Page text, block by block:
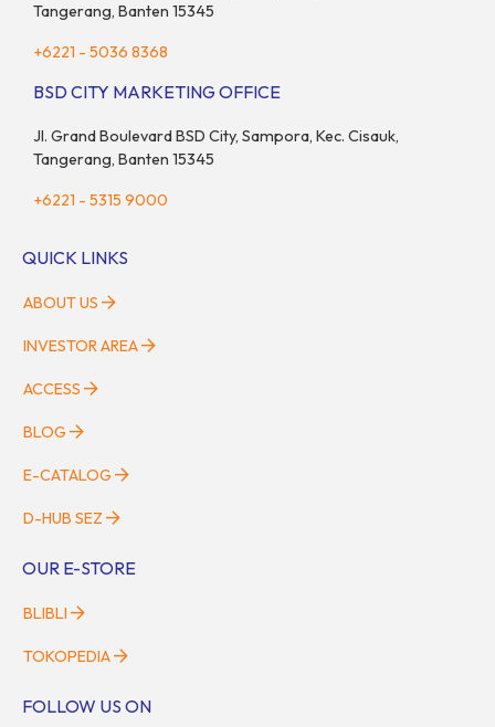
Tangerang, Banten 15345
+6221 - 5036 8368
BSD CITY MARKETING OFFICE
Jl. Grand Boulevard BSD City, Sampora, Kec. Cisauk,
Tangerang, Banten 15345
+6221 - 5315 9000
QUICK LINKS
ABOUT US
INVESTOR AREA
ACCESS
BLOG
E-CATALOG
D-HUB SEZ
OUR E-STORE
BLIBLI
TOKOPEDIA
FOLLOW US ON